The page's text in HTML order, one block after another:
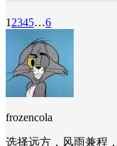
1 2345…6
frozencola
选择远方，风雨兼程